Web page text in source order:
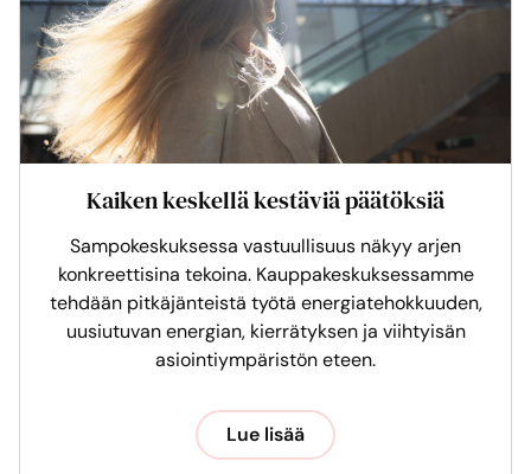
Kaiken keskellä kestäviä päätöksiä
Sampokeskuksessa vastuullisuus näkyy arjen
konkreettisina tekoina. Kauppakeskuksessamme
tehdään pitkäjänteistä työtä energiatehokkuuden,
uusiutuvan energian, kierrätyksen ja viihtyisän
asiointiympäristön eteen.
Lue lisää